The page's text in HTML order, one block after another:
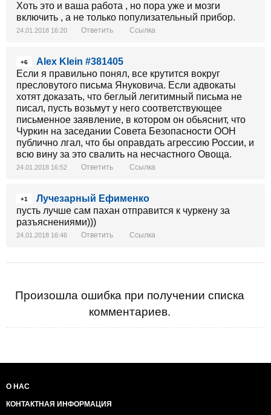
Хоть это и ваша работа , но пора уже и мозги
включить , а не только популизательный прибор.
24.01.2018 16:20 Ответить Ссылка
+6
Alex Klein #381405
Если я правильно понял, все крутится вокруг
пресловутого письма Януковича. Если адвокаты
хотят доказать, что беглый легитимный письма не
писал, пусть возьмут у него соответствующее
письменное заявление, в котором он обьяснит, что
Чуркин на заседании Совета Безопасности ООН
публично лгал, что бы оправдать агрессию России, и
всю вину за это свалить на несчастного Овоща.
24.01.2018 16:52 Ответить Ссылка
+1
Лучезарный Ефименко
пусть лучше сам пахан отправится к чуркену за
разъяснениями)))
24.01.2018 16:46 Ответить Ссылка
Произошла ошибка при получении списка
комментариев.
О НАС
КОНТАКТНАЯ ИНФОРМАЦИЯ